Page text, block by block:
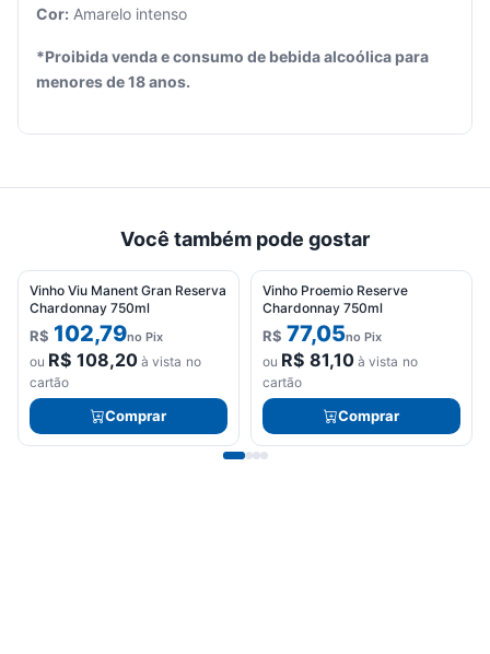
Cor: Amarelo intenso
*Proibida venda e consumo de bebida alcoólica para
menores de 18 anos.
Você também pode gostar
Vinho Viu Manent Gran Reserva
Chardonnay 750ml
R$ 102,79no Pix
ou R$ 108,20à vista no
cartão
Comprar
Vinho Proemio Reserve
Chardonnay 750ml
R$ 77,05no Pix
ou R$ 81,10à vista no
cartão
Comprar